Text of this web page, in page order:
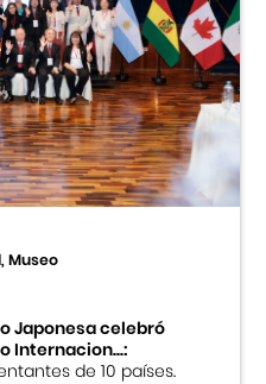
Museo
Japonesa celebró
Internacion...:
de 10 países.